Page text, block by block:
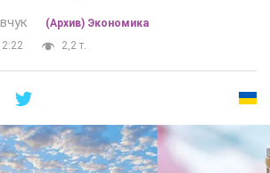
(Архив) Экономика
2,2 т.